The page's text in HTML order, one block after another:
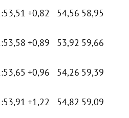
+0,82 54,56 58,95
+0,89 53,92 59,66
+0,96 54,26 59,39
+1,22 54,82 59,09